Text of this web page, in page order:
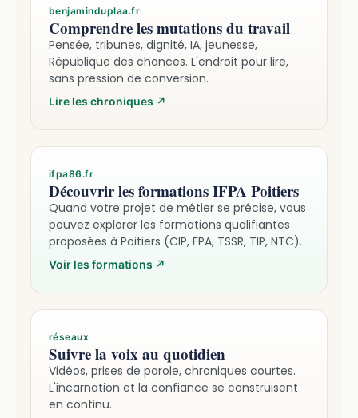
benjaminduplaa.fr
Comprendre les mutations du travail
Pensée, tribunes, dignité, IA, jeunesse,
République des chances. L'endroit pour lire,
sans pression de conversion.
Lire les chroniques ↗
ifpa86.fr
Découvrir les formations IFPA Poitiers
Quand votre projet de métier se précise, vous
pouvez explorer les formations qualifiantes
proposées à Poitiers (CIP, FPA, TSSR, TIP, NTC).
Voir les formations ↗
réseaux
Suivre la voix au quotidien
Vidéos, prises de parole, chroniques courtes.
L'incarnation et la confiance se construisent
en continu.